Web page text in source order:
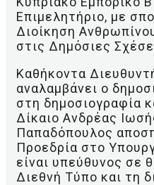
Επιμελητήριο, με
Διοίκηση
στις Δημόσιες
Καθήκοντα
αναλαμβάνει ο
στη δημοσιογραφία
Δίκαιο Ανδρέας
Παπαδόπουλος
Προεδρία στο
είναι υπεύθυνος σε
Διεθνή Τύπο και τη